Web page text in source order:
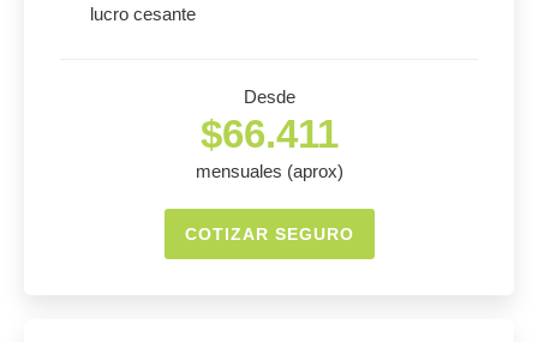
lucro cesante
Desde
$66.411
mensuales (aprox)
COTIZAR SEGURO